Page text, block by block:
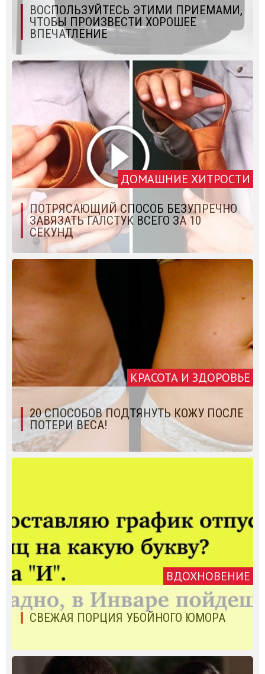
ВОСПОЛЬЗУЙТЕСЬ ЭТИМИ ПРИЕМАМИ,
ЧТОБЫ ПРОИЗВЕСТИ ХОРОШЕЕ
ВПЕЧАТЛЕНИЕ
ДОМАШНИЕ ХИТРОСТИ
ПОТРЯСАЮЩИЙ СПОСОБ БЕЗУПРЕЧНО
ЗАВЯЗАТЬ ГАЛСТУК ВСЕГО ЗА 10
СЕКУНД
КРАСОТА И ЗДОРОВЬЕ
20 СПОСОБОВ ПОДТЯНУТЬ КОЖУ ПОСЛЕ
ПОТЕРИ ВЕСА!
ВДОХНОВЕНИЕ
СВЕЖАЯ ПОРЦИЯ УБОЙНОГО ЮМОРА